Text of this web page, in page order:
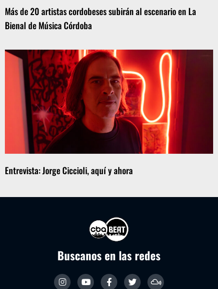
Más de 20 artistas cordobeses subirán al escenario en La
Bienal de Música Córdoba
Entrevista: Jorge Ciccioli, aquí y ahora
Buscanos en las redes